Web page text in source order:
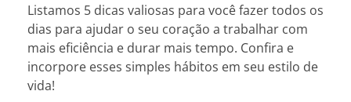
Listamos 5 dicas valiosas para você fazer todos os
dias para ajudar o seu coração a trabalhar com
mais eficiência e durar mais tempo. Confira e
incorpore esses simples hábitos em seu estilo de
vida!